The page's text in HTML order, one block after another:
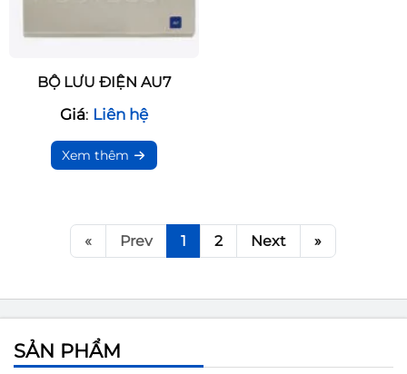
BỘ LƯU ĐIỆN AU7
Giá: Liên hệ
Xem thêm
« Prev 1 2 Next »
SẢN PHẨM